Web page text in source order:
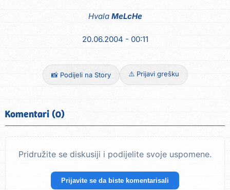
Hvala MeLcHe
20.06.2004 - 00:11
📸 Podijeli na Story ⚠️ Prijavi grešku
Komentari (0)
Pridružite se diskusiji i podijelite svoje uspomene.
Prijavite se da biste komentarisali